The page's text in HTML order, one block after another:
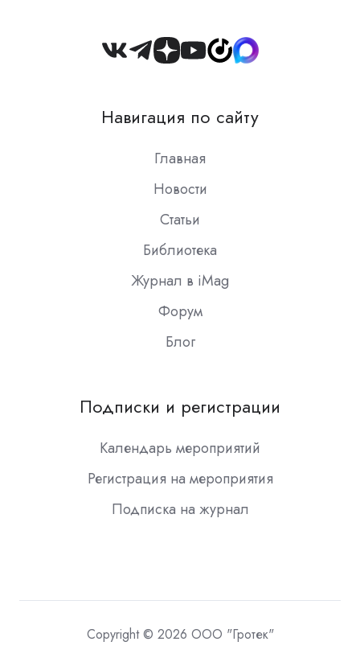
Join
Slack
Навигация по сайту
Главная
Новости
Статьи
Библиотека
Журнал в iMag
Форум
Блог
Подписки и регистрации
Календарь мероприятий
Регистрация на мероприятия
Подписка на журнал
Copyright © 2026 ООО "Гротек"